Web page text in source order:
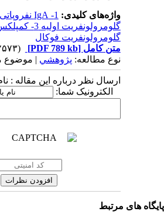
واژه‌های کلیدی:
گلومرولونفریت فوکال
متن کامل[PDF 789 kb]
نوع مطالعه:پژوهشي| موضوع
ارسال نظر درباره این مقاله :
الکترونیک شما:
های مرتبط